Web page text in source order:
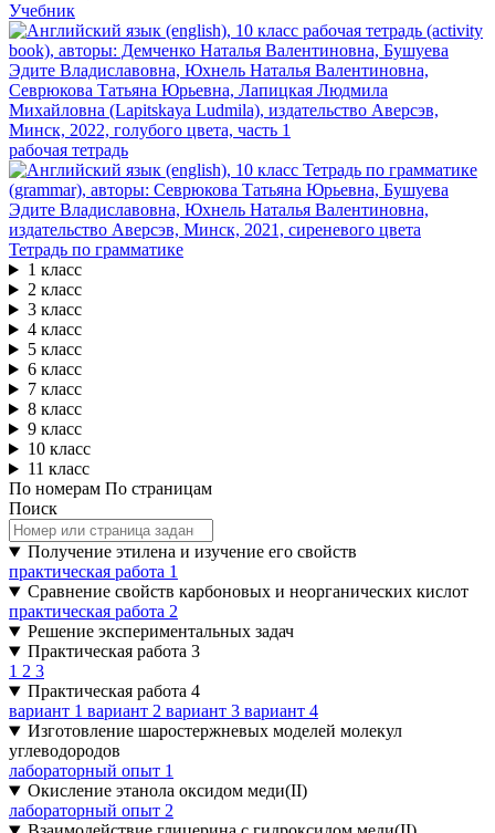
Учебник
рабочая тетрадь
Тетрадь по грамматике
1 класс
2 класс
3 класс
4 класс
5 класс
6 класс
7 класс
8 класс
9 класс
10 класс
11 класс
По номерам По страницам
Поиск
Получение этилена и изучение его свойств
практическая работа 1
Сравнение свойств карбоновых и неорганических кислот
практическая работа 2
Решение экспериментальных задач
Практическая работа 3
1 2 3
Практическая работа 4
вариант 1 вариант 2 вариант 3 вариант 4
Изготовление шаростержневых моделей молекул
углеводородов
лабораторный опыт 1
Окисление этанола оксидом меди(II)
лабораторный опыт 2